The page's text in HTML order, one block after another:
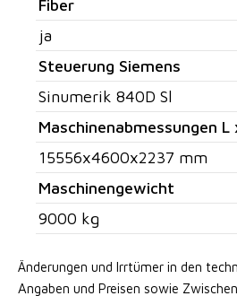
Fiber
ja
Steuerung Siemens
Sinumerik 840D Sl
Maschinenabmessungen L
15556x4600x2237 mm
Maschinengewicht
9000 kg
Änderungen und Irrtümer in den
Angaben und Preisen sowie